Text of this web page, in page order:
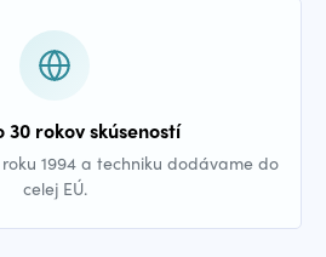
30 rokov skúseností
1994 a techniku dodávame do
celej EÚ.